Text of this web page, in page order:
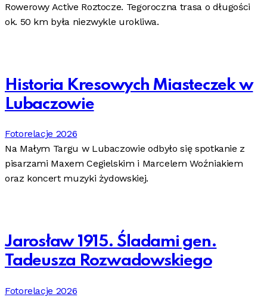
Rowerowy Active Roztocze. Tegoroczna trasa o długości
ok. 50 km była niezwykle urokliwa.
Historia Kresowych Miasteczek w
Lubaczowie
Fotorelacje 2026
Na Małym Targu w Lubaczowie odbyło się spotkanie z
pisarzami Maxem Cegielskim i Marcelem Woźniakiem
oraz koncert muzyki żydowskiej.
Jarosław 1915. Śladami gen.
Tadeusza Rozwadowskiego
Fotorelacje 2026